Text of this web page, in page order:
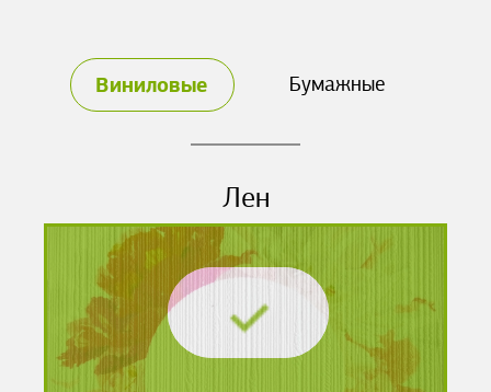
Виниловые Бумажные
Лен